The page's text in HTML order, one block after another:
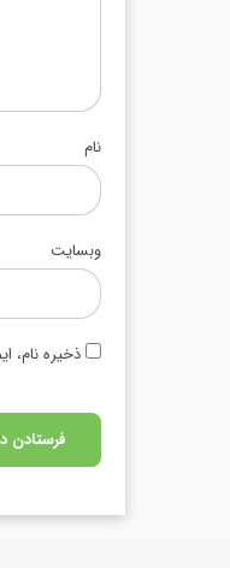
نام
وبسایت
ذخیره نام،